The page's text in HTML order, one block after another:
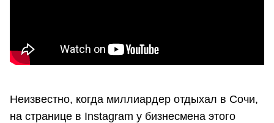
Неизвестно, когда миллиардер отдыхал в Сочи,
на странице в Instagram у бизнесмена этого